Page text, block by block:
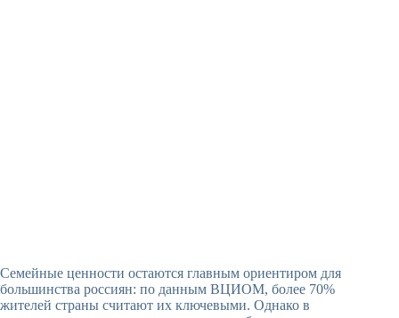
Семейные ценности остаются главным ориентиром для
большинства россиян: по данным ВЦИОМ, более 70%
жителей страны считают их ключевыми. Однако в